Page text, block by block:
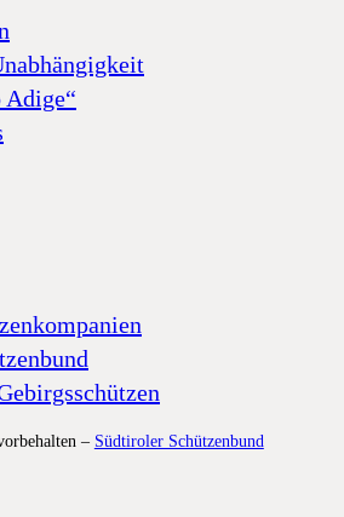
– Südtiroler Schützenbund